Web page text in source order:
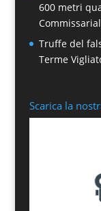
600 metri
Truffe del
Terme
Scarica la